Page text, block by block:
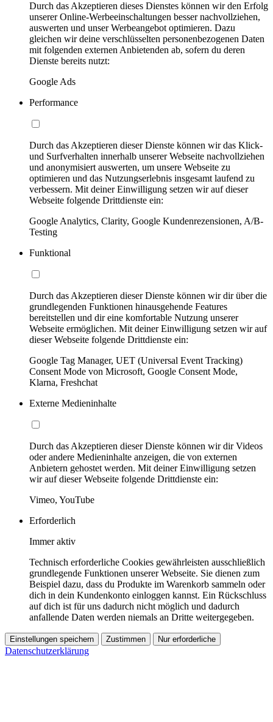
Durch das Akzeptieren dieses Dienstes können wir den Erfolg
unserer Online-Werbeeinschaltungen besser nachvollziehen,
auswerten und unser Werbeangebot optimieren. Dazu
gleichen wir deine verschlüsselten personenbezogenen Daten
mit folgenden externen Anbietenden ab, sofern du deren
Dienste bereits nutzt:
Google Ads
Performance
Durch das Akzeptieren dieser Dienste können wir das Klick-
und Surfverhalten innerhalb unserer Webseite nachvollziehen
und anonymisiert auswerten, um unsere Webseite zu
optimieren und das Nutzungserlebnis insgesamt laufend zu
verbessern. Mit deiner Einwilligung setzen wir auf dieser
Webseite folgende Drittdienste ein:
Google Analytics, Clarity, Google Kundenrezensionen, A/B-
Testing
Funktional
Durch das Akzeptieren dieser Dienste können wir dir über die
grundlegenden Funktionen hinausgehende Features
bereitstellen und dir eine komfortable Nutzung unserer
Webseite ermöglichen. Mit deiner Einwilligung setzen wir auf
dieser Webseite folgende Drittdienste ein:
Google Tag Manager, UET (Universal Event Tracking)
Consent Mode von Microsoft, Google Consent Mode,
Klarna, Freshchat
Externe Medieninhalte
Durch das Akzeptieren dieser Dienste können wir dir Videos
oder andere Medieninhalte anzeigen, die von externen
Anbietern gehostet werden. Mit deiner Einwilligung setzen
wir auf dieser Webseite folgende Drittdienste ein:
Vimeo, YouTube
Erforderlich
Immer aktiv
Technisch erforderliche Cookies gewährleisten ausschließlich
grundlegende Funktionen unserer Webseite. Sie dienen zum
Beispiel dazu, dass du Produkte im Warenkorb sammeln oder
dich in dein Kundenkonto einloggen kannst. Ein Rückschluss
auf dich ist für uns dadurch nicht möglich und dadurch
anfallende Daten werden niemals an Dritte weitergegeben.
Einstellungen speichern Zustimmen Nur erforderliche
Datenschutzerklärung